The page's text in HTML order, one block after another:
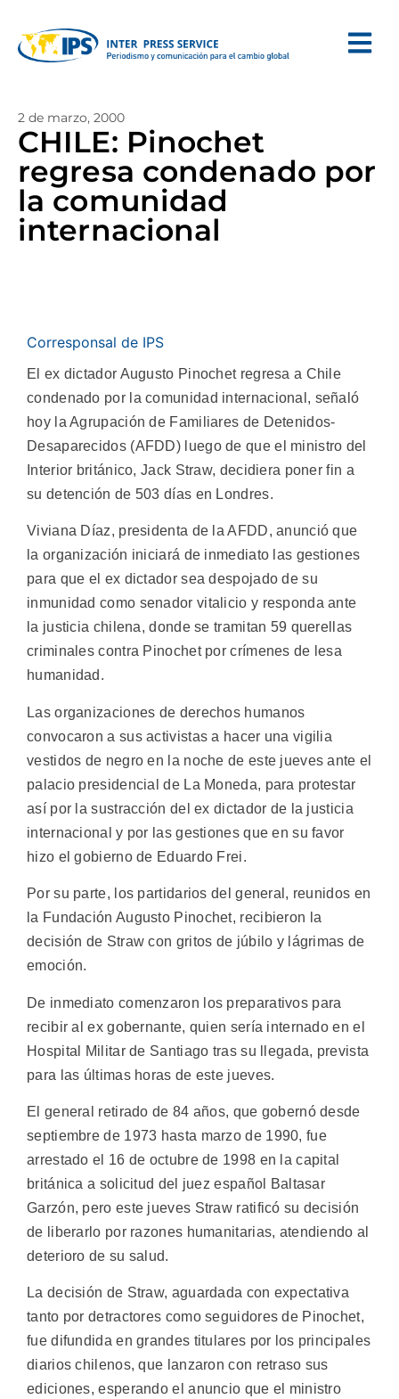
2 de marzo, 2000
CHILE: Pinochet
regresa condenado por
la comunidad
internacional
Corresponsal de IPS
El ex dictador Augusto Pinochet regresa a Chile
condenado por la comunidad internacional, señaló
hoy la Agrupación de Familiares de Detenidos-
Desaparecidos (AFDD) luego de que el ministro del
Interior británico, Jack Straw, decidiera poner fin a
su detención de 503 días en Londres.
Viviana Díaz, presidenta de la AFDD, anunció que
la organización iniciará de inmediato las gestiones
para que el ex dictador sea despojado de su
inmunidad como senador vitalicio y responda ante
la justicia chilena, donde se tramitan 59 querellas
criminales contra Pinochet por crímenes de lesa
humanidad.
Las organizaciones de derechos humanos
convocaron a sus activistas a hacer una vigilia
vestidos de negro en la noche de este jueves ante el
palacio presidencial de La Moneda, para protestar
así por la sustracción del ex dictador de la justicia
internacional y por las gestiones que en su favor
hizo el gobierno de Eduardo Frei.
Por su parte, los partidarios del general, reunidos en
la Fundación Augusto Pinochet, recibieron la
decisión de Straw con gritos de júbilo y lágrimas de
emoción.
De inmediato comenzaron los preparativos para
recibir al ex gobernante, quien sería internado en el
Hospital Militar de Santiago tras su llegada, prevista
para las últimas horas de este jueves.
El general retirado de 84 años, que gobernó desde
septiembre de 1973 hasta marzo de 1990, fue
arrestado el 16 de octubre de 1998 en la capital
británica a solicitud del juez español Baltasar
Garzón, pero este jueves Straw ratificó su decisión
de liberarlo por razones humanitarias, atendiendo al
deterioro de su salud.
La decisión de Straw, aguardada con expectativa
tanto por detractores como seguidores de Pinochet,
fue difundida en grandes titulares por los principales
diarios chilenos, que lanzaron con retraso sus
ediciones, esperando el anuncio que el ministro